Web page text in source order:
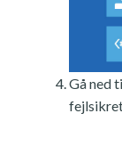
Gå ned